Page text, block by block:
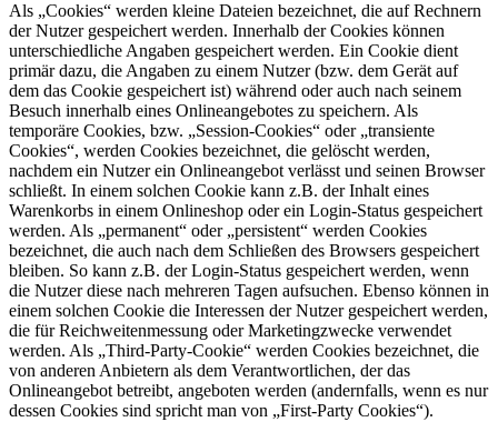
Als „Cookies“ werden kleine Dateien bezeichnet, die auf Rechnern
der Nutzer gespeichert werden. Innerhalb der Cookies können
unterschiedliche Angaben gespeichert werden. Ein Cookie dient
primär dazu, die Angaben zu einem Nutzer (bzw. dem Gerät auf
dem das Cookie gespeichert ist) während oder auch nach seinem
Besuch innerhalb eines Onlineangebotes zu speichern. Als
temporäre Cookies, bzw. „Session-Cookies“ oder „transiente
Cookies“, werden Cookies bezeichnet, die gelöscht werden,
nachdem ein Nutzer ein Onlineangebot verlässt und seinen Browser
schließt. In einem solchen Cookie kann z.B. der Inhalt eines
Warenkorbs in einem Onlineshop oder ein Login-Status gespeichert
werden. Als „permanent“ oder „persistent“ werden Cookies
bezeichnet, die auch nach dem Schließen des Browsers gespeichert
bleiben. So kann z.B. der Login-Status gespeichert werden, wenn
die Nutzer diese nach mehreren Tagen aufsuchen. Ebenso können in
einem solchen Cookie die Interessen der Nutzer gespeichert werden,
die für Reichweitenmessung oder Marketingzwecke verwendet
werden. Als „Third-Party-Cookie“ werden Cookies bezeichnet, die
von anderen Anbietern als dem Verantwortlichen, der das
Onlineangebot betreibt, angeboten werden (andernfalls, wenn es nur
dessen Cookies sind spricht man von „First-Party Cookies“).